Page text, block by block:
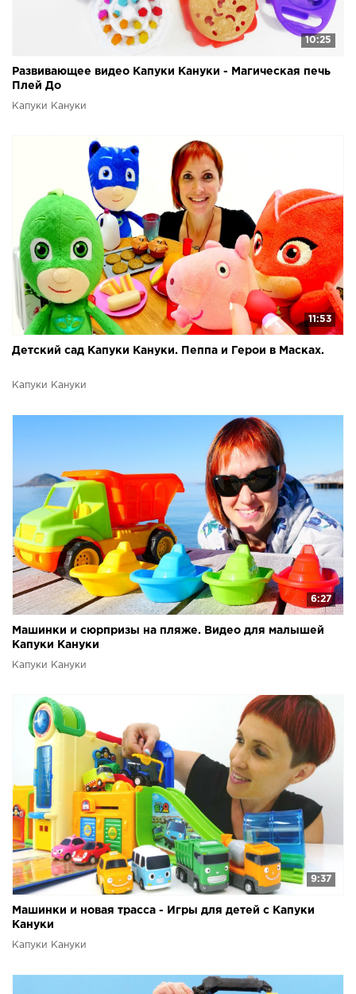
10:25
Развивающее видео Капуки Кануки - Магическая печь
Плей До
Капуки Кануки
11:53
Детский сад Капуки Кануки. Пеппа и Герои в Масках.
Капуки Кануки
6:27
Машинки и сюрпризы на пляже. Видео для малышей
Капуки Кануки
Капуки Кануки
9:37
Машинки и новая трасса - Игры для детей с Капуки
Кануки
Капуки Кануки